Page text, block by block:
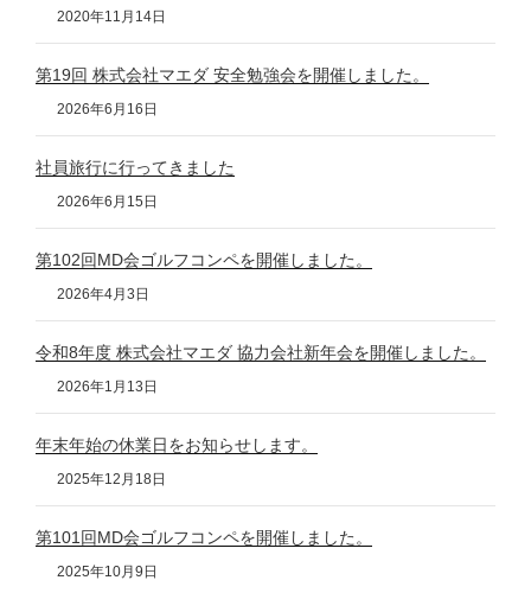
2020年11月14日
第19回 株式会社マエダ 安全勉強会を開催しました。
2026年6月16日
社員旅行に行ってきました
2026年6月15日
第102回MD会ゴルフコンペを開催しました。
2026年4月3日
令和8年度 株式会社マエダ 協力会社新年会を開催しました。
2026年1月13日
年末年始の休業日をお知らせします。
2025年12月18日
第101回MD会ゴルフコンペを開催しました。
2025年10月9日